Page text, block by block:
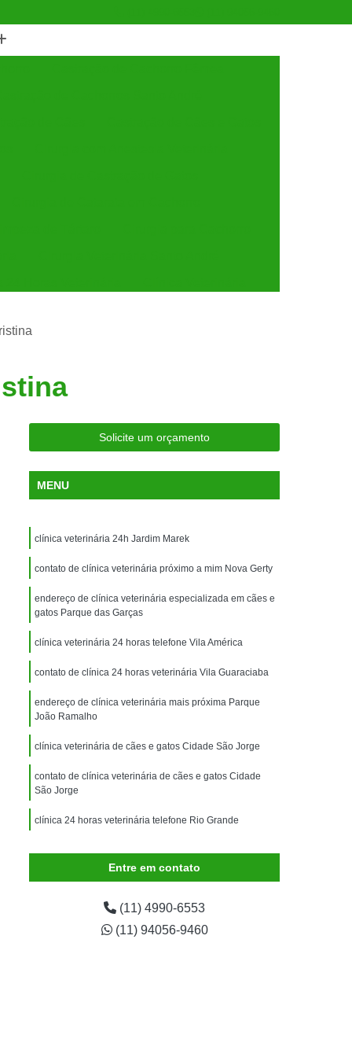
Clínica Veterinária São Caetano
para Silvestres
para Animais Silvestres
Consulta para Animais Silvestres
Santo André
Veterinária para Animais Silvestres
Exame de Eletrocardiograma Veterinário
Exame de Imagem para Animais
Exame de Radiologia para Animais
Exame de Sangue para Animais
Exame para Animais
Exame para Animais São Caetano
Animal
para Cachorro
Internação para Gatos
Uti Veterinária
Internação Veterinária São Caetano
Limpeza de Tártaro para Cães
São Caetano
Solicite um orçamento
MENU
clínica veterinária 24h Jardim Marek
contato de clínica veterinária próximo a mim Nova Gerty
endereço de clínica veterinária especializada em cães e
gatos Parque das Garças
clínica veterinária 24 horas telefone Vila América
contato de clínica 24 horas veterinária Vila Guaraciaba
endereço de clínica veterinária mais próxima Parque
João Ramalho
clínica veterinária de cães e gatos Cidade São Jorge
contato de clínica veterinária de cães e gatos Cidade
São Jorge
clínica 24 horas veterinária telefone Rio Grande
Entre em contato
(11) 4990-6553
(11) 94056-9460